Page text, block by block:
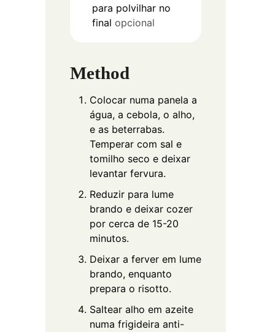
para polvilhar no
final opcional
Method
Colocar numa panela a
água, a cebola, o alho,
e as beterrabas.
Temperar com sal e
tomilho seco e deixar
levantar fervura.
Reduzir para lume
brando e deixar cozer
por cerca de 15-20
minutos.
Deixar a ferver em lume
brando, enquanto
prepara o risotto.
Saltear alho em azeite
numa frigideira anti-